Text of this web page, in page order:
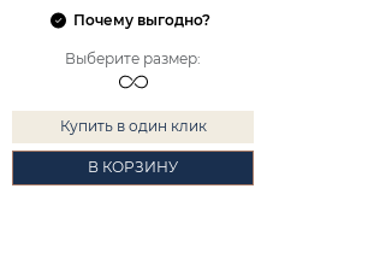
Почему выгодно?
Выберите размер:
Купить в один клик
В КОРЗИНУ